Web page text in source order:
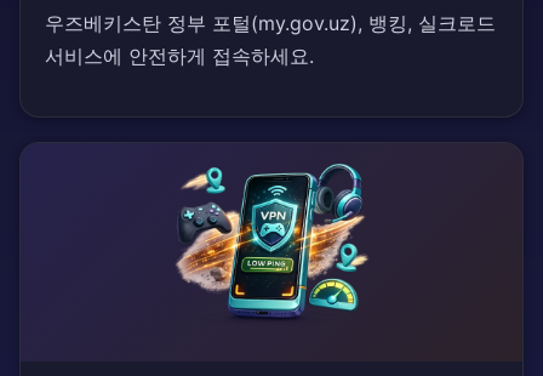
우즈베키스탄 정부 포털(my.gov.uz), 뱅킹, 실크로드
서비스에 안전하게 접속하세요.